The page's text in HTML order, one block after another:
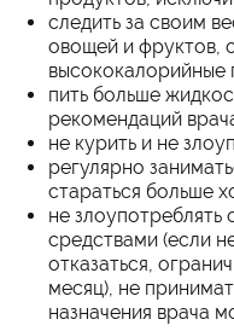
следить за своим
овощей и фруктов,
высококалорийные
пить больше
рекомендаций
не курить и не
регулярно
стараться больше
не
средствами (если
отказаться,
месяц), не
назначения врача